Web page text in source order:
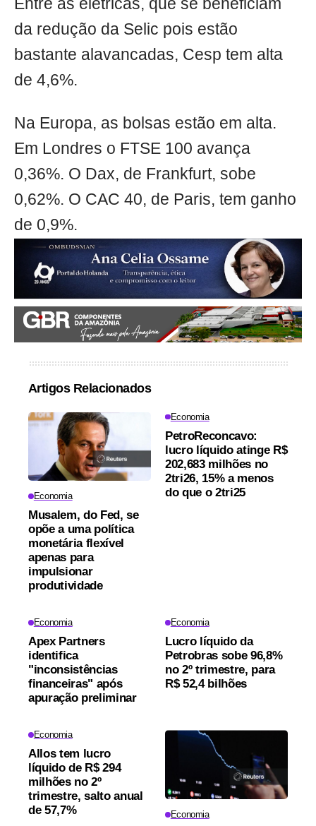
Entre as elétricas, que se beneficiam
da redução da Selic pois estão
bastante alavancadas, Cesp tem alta
de 4,6%.
Na Europa, as bolsas estão em alta.
Em Londres o FTSE 100 avança
0,36%. O Dax, de Frankfurt, sobe
0,62%. O CAC 40, de Paris, tem ganho
de 0,9%.
Artigos Relacionados
Economia
Musalem, do Fed, se
opõe a uma política
monetária flexível
apenas para
impulsionar
produtividade
Economia
PetroReconcavo:
lucro líquido atinge R$
202,683 milhões no
2tri26, 15% a menos
do que o 2tri25
Economia
Apex Partners
identifica
"inconsistências
financeiras" após
apuração preliminar
Economia
Lucro líquido da
Petrobras sobe 96,8%
no 2º trimestre, para
R$ 52,4 bilhões
Economia
Allos tem lucro
líquido de R$ 294
milhões no 2º
trimestre, salto anual
de 57,7%
Economia